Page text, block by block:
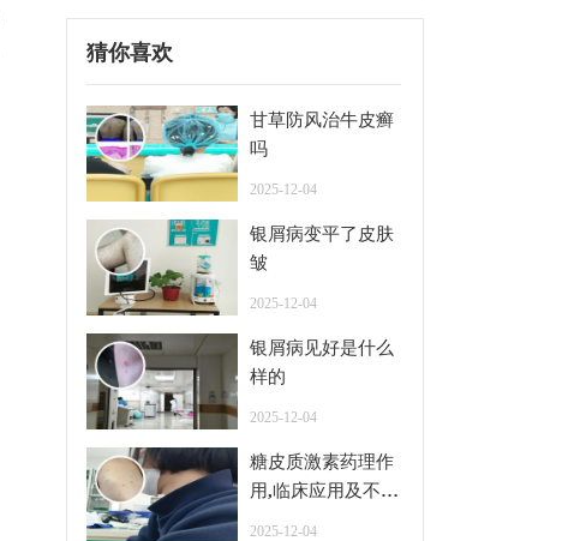
猜你喜欢
甘草防风治牛皮癣
吗
2025-12-04
银屑病变平了皮肤
皱
2025-12-04
银屑病见好是什么
样的
2025-12-04
糖皮质激素药理作
用,临床应用及不良
2025-12-04